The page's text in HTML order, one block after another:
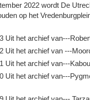
2022 wordt De
op het
Uit het archief van---
Uit het archief van ---
Uit het archief van---
Uit het archief van---